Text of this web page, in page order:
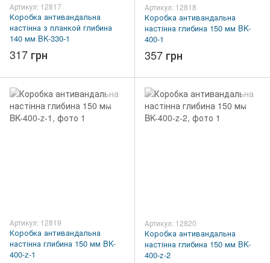
Артикул: 12817
Коробка антивандальна
настінна з планкой глибина
140 мм BK-330-1
317 грн
Артикул: 12818
Коробка антивандальна
настінна глибина 150 мм BK-
400-1
357 грн
Артикул: 12819
Коробка антивандальна
настінна глибина 150 мм BK-
400-z-1
Артикул: 12820
Коробка антивандальна
настінна глибина 150 мм BK-
400-z-2